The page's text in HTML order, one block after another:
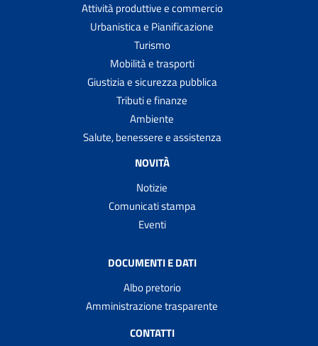
Attività produttive e commercio
Urbanistica e Pianificazione
Turismo
Mobilità e trasporti
Giustizia e sicurezza pubblica
Tributi e finanze
Ambiente
Salute, benessere e assistenza
NOVITÀ
Notizie
Comunicati stampa
Eventi
DOCUMENTI E DATI
Albo pretorio
Amministrazione trasparente
CONTATTI